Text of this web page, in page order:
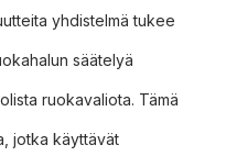
yhdistelmä tukee
säätelyä
ruokavaliota. Tämä
jotka käyttävät